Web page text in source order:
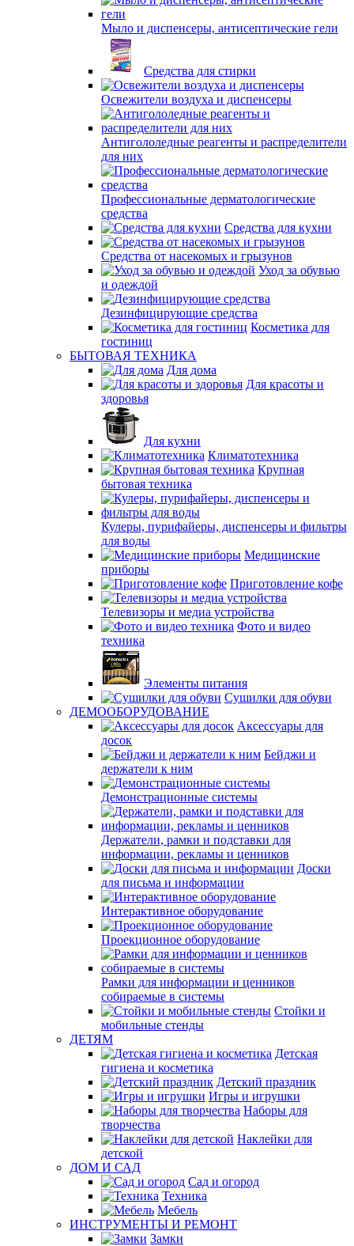
Мыло и диспенсеры, антисептические гели
Средства для стирки
Освежители воздуха и диспенсеры
Антигололедные реагенты и распределители
для них
Профессиональные дерматологические
средства
Средства для кухни
Средства от насекомых и грызунов
Уход за обувью
и одеждой
Дезинфицирующие средства
Косметика для
гостиниц
БЫТОВАЯ ТЕХНИКА
Для дома
Для красоты и
здоровья
Для кухни
Климатотехника
Крупная
бытовая техника
Кулеры, пурифайеры, диспенсеры и фильтры
для воды
Медицинские
приборы
Приготовление кофе
Телевизоры и медиа устройства
Фото и видео
техника
Элементы питания
Сушилки для обуви
ДЕМООБОРУДОВАНИЕ
Аксессуары для
досок
Бейджи и
держатели к ним
Демонстрационные системы
Держатели, рамки и подставки для
информации, рекламы и ценников
Доски
для письма и информации
Интерактивное оборудование
Проекционное оборудование
Рамки для информации и ценников
собираемые в системы
Стойки и
мобильные стенды
ДЕТЯМ
Детская
гигиена и косметика
Детский праздник
Игры и игрушки
Наборы для
творчества
Наклейки для
детской
ДОМ И САД
Сад и огород
Техника
Мебель
ИНСТРУМЕНТЫ И РЕМОНТ
Замки